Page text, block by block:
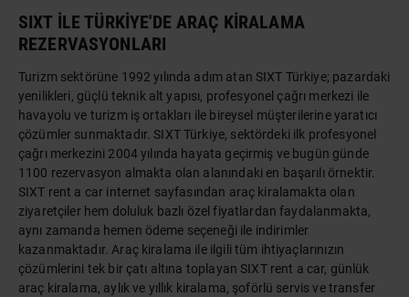
SIXT İLE TÜRKİYE'DE ARAÇ KİRALAMA
REZERVASYONLARI
Turizm sektörüne 1992 yılında adım atan SIXT Türkiye; pazardaki
yenilikleri, güçlü teknik alt yapısı, profesyonel çağrı merkezi ile
havayolu ve turizm iş ortakları ile bireysel müşterilerine yaratıcı
çözümler sunmaktadır. SIXT Türkiye, sektördeki ilk profesyonel
çağrı merkezini 2004 yılında hayata geçirmiş ve bugün günde
1100 rezervasyon almakta olan alanındaki en başarılı örnektir.
SIXT rent a car internet sayfasından araç kiralamakta olan
ziyaretçiler hem doluluk bazlı özel fiyatlardan faydalanmakta,
aynı zamanda hemen ödeme seçeneği ile indirimler
kazanmaktadır. Araç kiralama ile ilgili tüm ihtiyaçlarınızın
çözümlerini tek bir çatı altına toplayan SIXT rent a car, günlük
araç kiralama, aylık ve yıllık kiralama, şoförlü servis ve transfer